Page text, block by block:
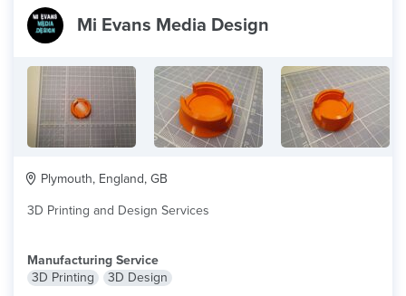
Mi Evans Media Design
Plymouth, England, GB
3D Printing and Design Services
Manufacturing Service
3D Printing
3D Design